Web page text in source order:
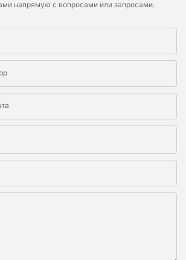
напрямую с вопросами или запросами.